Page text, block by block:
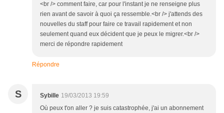
<br /> comment faire, car pour l'instant je ne renseigne plus
rien avant de savoir à quoi ça ressemble.<br /> j'attends des
nouvelles du staff pour faire ce travail rapidement et non
seulement quand eux décident que je peux le migrer.<br />
merci de répondre rapidement
Répondre
S Sybille 19/03/2013 19:59
Où peux t'on aller ? je suis catastrophée, j'ai un abonnement